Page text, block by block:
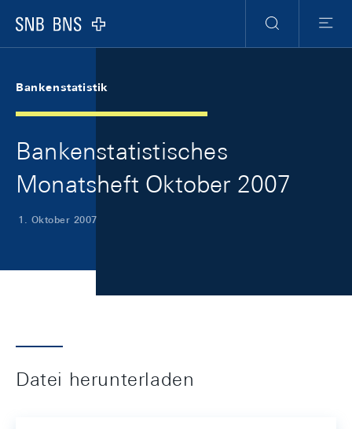
Logo
Suche
Menu
Bankenstatistik
Bankenstatistisches
Monatsheft Oktober 2007
1. Oktober 2007
Datei herunterladen